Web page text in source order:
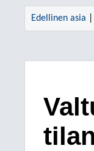
Edellinen asia